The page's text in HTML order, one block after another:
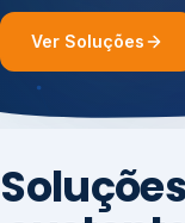
Ver Soluções